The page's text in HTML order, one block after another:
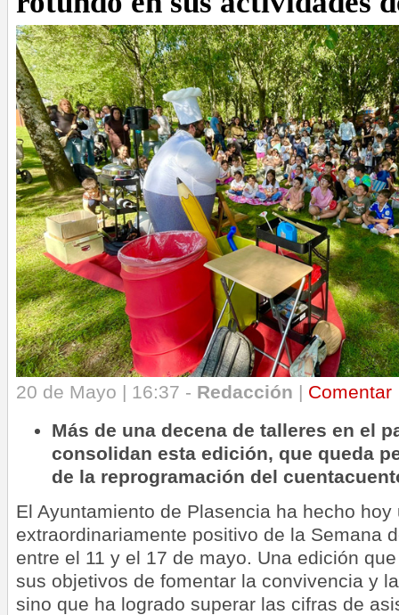
20 de Mayo | 16:37 - Redacción | Comentar
Más de una decena de talleres en el
consolidan esta edición, que queda
de la reprogramación del
El Ayuntamiento de Plasencia ha hecho hoy
extraordinariamente positivo de la Semana
entre el 11 y el 17 de mayo. Una edición
sus objetivos de fomentar la convivencia y
sino que ha logrado superar las cifras de